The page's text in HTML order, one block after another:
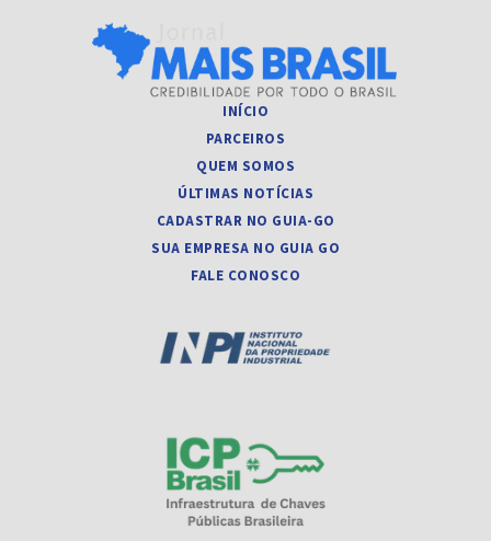
INÍCIO
PARCEIROS
QUEM SOMOS
ÚLTIMAS NOTÍCIAS
CADASTRAR NO GUIA-GO
SUA EMPRESA NO GUIA GO
FALE CONOSCO